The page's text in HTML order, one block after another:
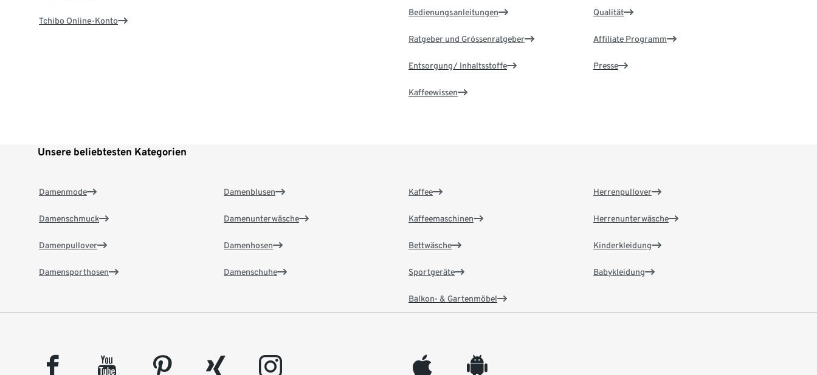
Tchibo Online-Konto
Bedienungsanleitungen
Ratgeber und Grössenratgeber
Entsorgung/ Inhaltsstoffe
Kaffeewissen
Qualität
Affiliate Programm
Presse
Unsere beliebtesten Kategorien
Damenmode
Damenschmuck
Damenpullover
Damensporthosen
Damenblusen
Damenunterwäsche
Damenhosen
Damenschuhe
Kaffee
Kaffeemaschinen
Bettwäsche
Sportgeräte
Balkon- & Gartenmöbel
Herrenpullover
Herrenunterwäsche
Kinderkleidung
Babykleidung
facebook youtube pinterest xing instagram appleinc android